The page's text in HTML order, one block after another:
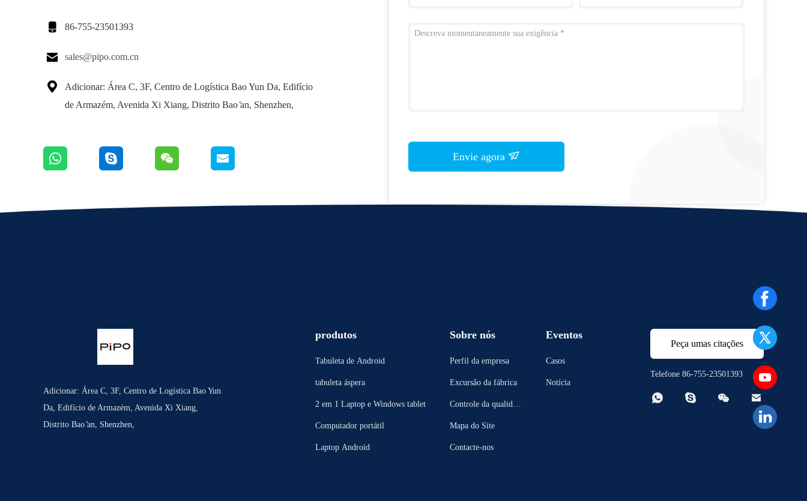
 86-755-23501393
 sales@pipo.com.cn

Adicionar: Área C, 3F, Centro de Logística Bao Yun Da, Edifício
de Armazém, Avenida Xi Xiang, Distrito Bao ̊an, Shenzhen,
Envie agora
Adicionar: Área C, 3F, Centro de Logística Bao Yun
Da, Edifício de Armazém, Avenida Xi Xiang,
Distrito Bao ̊an, Shenzhen,
produtos
Tabuleta de Android
tabuleta áspera
2 em 1 Laptop e Windows tablet
Computador portátil
Laptop Android
Sobre nós
Perfil da empresa
Excursão da fábrica
Controle da qualidad
Mapa do Site
Contacte-nos
Eventos
Casos
Notícia
Peça umas citações
Telefone 86-755-23501393
   